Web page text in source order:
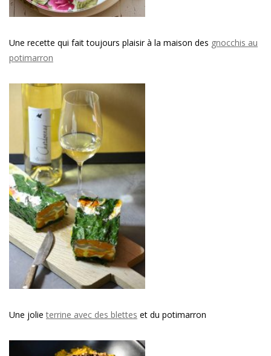
Une recette qui fait toujours plaisir à la maison des gnocchis au
potimarron
Une jolieterrine avec des blettes et du potimarron